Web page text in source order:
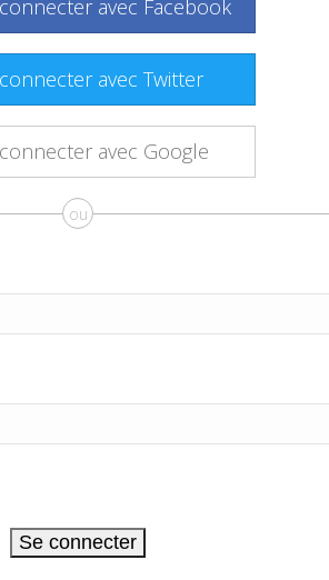
avec Facebook
avec Twitter
avec Google
ou
Se connecter